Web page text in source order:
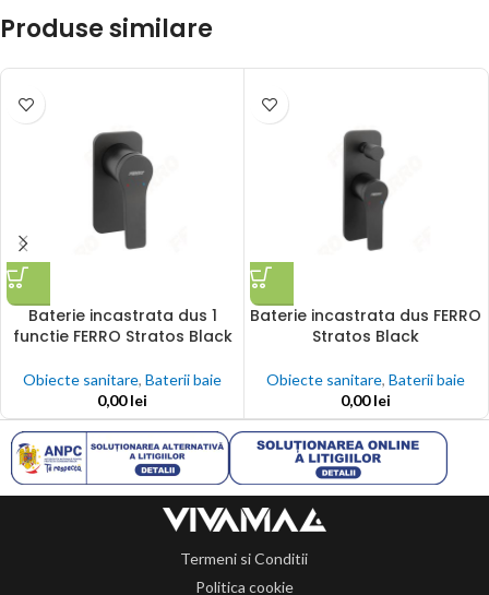
Produse similare
Baterie incastrata dus 1
functie FERRO Stratos Black
Obiecte sanitare, Baterii baie
0,00lei
Baterie incastrata dus FERRO
Stratos Black
Obiecte sanitare, Baterii baie
0,00lei
Termeni si Conditii
Politica cookie